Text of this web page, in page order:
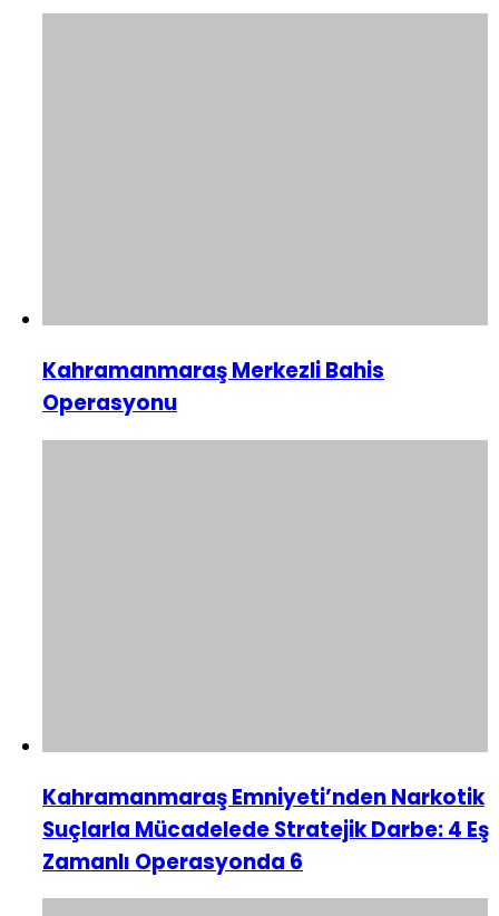
Kahramanmaraş Merkezli Bahis
Operasyonu
Kahramanmaraş Emniyeti’nden Narkotik
Suçlarla Mücadelede Stratejik Darbe: 4 Eş
Zamanlı Operasyonda 6